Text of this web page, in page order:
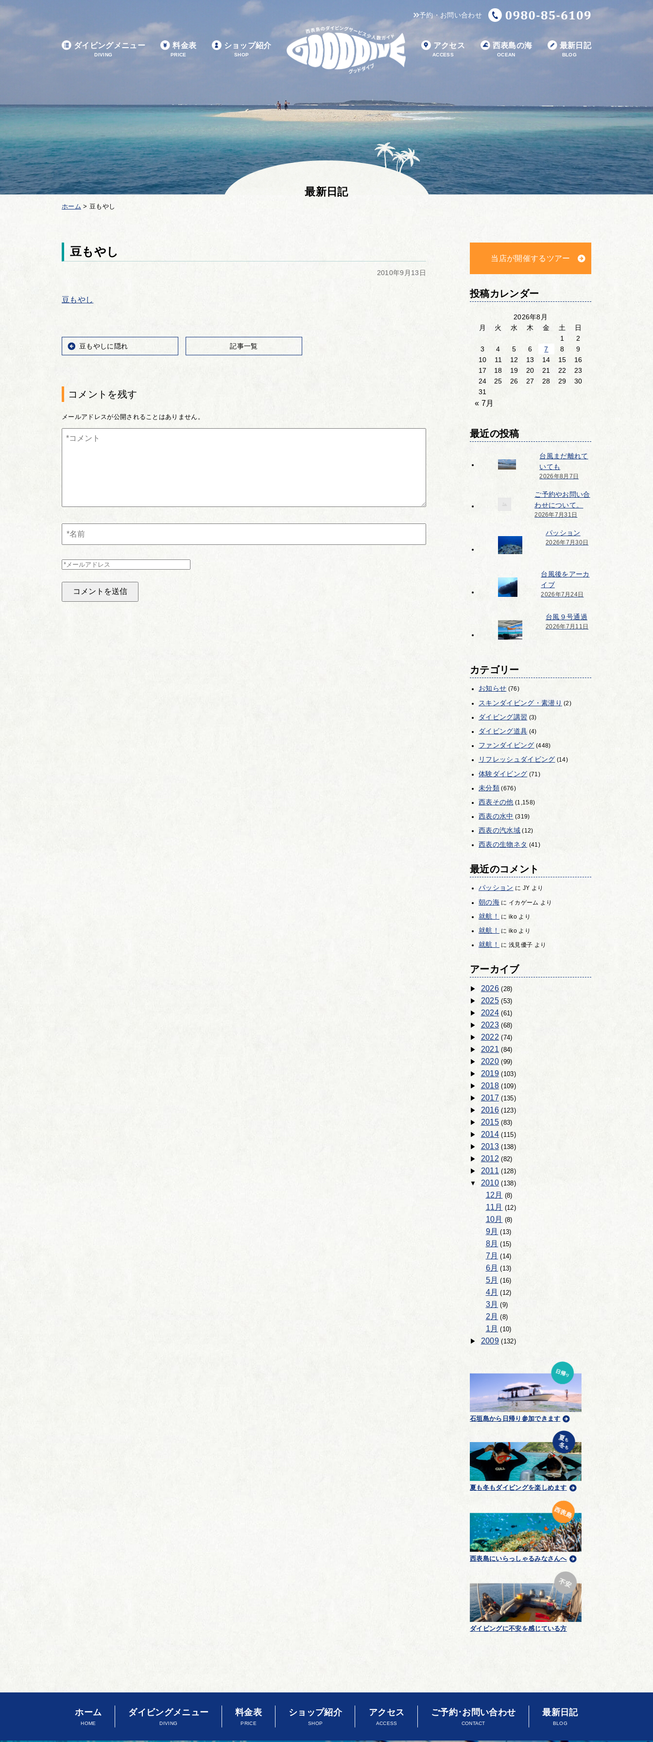
予約・お問い合わせ
ダイビングメニュー
DIVING
料金表
PRICE
ショップ紹介
SHOP
アクセス
ACCESS
西表島の海
OCEAN
最新日記
BLOG
最新日記
ホーム > 豆もやし
豆もやし
2010年9月13日
豆もやし
豆もやしに隠れ 記事一覧
コメントを残す
メールアドレスが公開されることはありません。
当店が開催するツアー
投稿カレンダー
2026年8月
月
火 水 木 金 土
日
1
2
3
4 5 6 7 8
9
10
11 12 13 14 15
16
17
18 19 20 21 22
23
24
25 26 27 28 29
30
31
« 7月
最近の投稿
台風まだ離れて
いても
2026年8月7日
ご予約やお問い合
わせについて。
2026年7月31日
パッション
2026年7月30日
台風後をアーカ
イブ
2026年7月24日
台風９号通過
2026年7月11日
カテゴリー
お知らせ (76)
スキンダイビング・素潜り (2)
ダイビング講習 (3)
ダイビング道具 (4)
ファンダイビング (448)
リフレッシュダイビング (14)
体験ダイビング (71)
未分類(676)
西表その他 (1,158)
西表の水中 (319)
西表の汽水域(12)
西表の生物ネタ (41)
最近のコメント
パッション に JY より
朝の海に イカゲーム より
就航！ に ikoより
就航！ に ikoより
就航！ に 浅見優子 より
アーカイブ
2026(28)
2025(53)
2024(61)
2023(68)
2022(74)
2021(84)
2020(99)
2019(103)
2018(109)
2017 (135)
2016(123)
2015(83)
2014(115)
2013(138)
2012 (82)
2011(128)
2010(138)
12月 (8)
11月 (12)
10月 (8)
9月 (13)
8月 (15)
7月 (14)
6月 (13)
5月 (16)
4月 (12)
3月 (9)
2月 (8)
1月 (10)
2009(132)
石垣島から日帰り参加できます
夏も冬もダイビングを楽しめます
西表島にいらっしゃるみなさんへ
ダイビングに不安を感じている方
ホーム
HOME
ダイビングメニュー
DIVING
料金表
PRICE
ショップ紹介
SHOP
アクセス
ACCESS
ご予約･お問い合わせ
CONTACT
最新日記
BLOG